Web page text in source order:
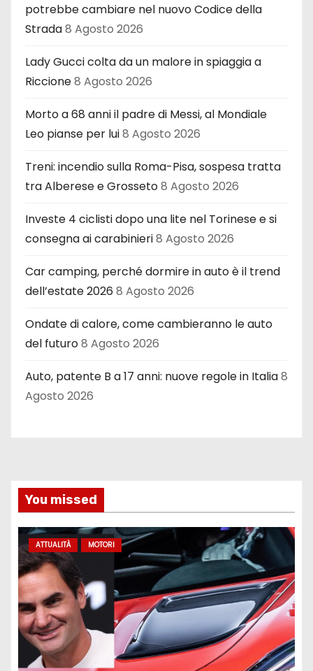
potrebbe cambiare nel nuovo Codice della
Strada8 Agosto 2026
Lady Gucci colta da un malore in spiaggia a
Riccione8 Agosto 2026
Morto a 68 anni il padre di Messi, al Mondiale
Leo pianse per lui8 Agosto 2026
Treni: incendio sulla Roma-Pisa, sospesa tratta
tra Alberese e Grosseto8 Agosto 2026
Investe 4 ciclisti dopo una lite nel Torinese e si
consegna ai carabinieri8 Agosto 2026
Car camping, perché dormire in auto è il trend
dell’estate 2026 8 Agosto 2026
Ondate di calore, come cambieranno le auto
del futuro8 Agosto 2026
Auto, patente B a 17 anni: nuove regole in Italia8
Agosto 2026
You missed
ATTUALITÀ MOTORI